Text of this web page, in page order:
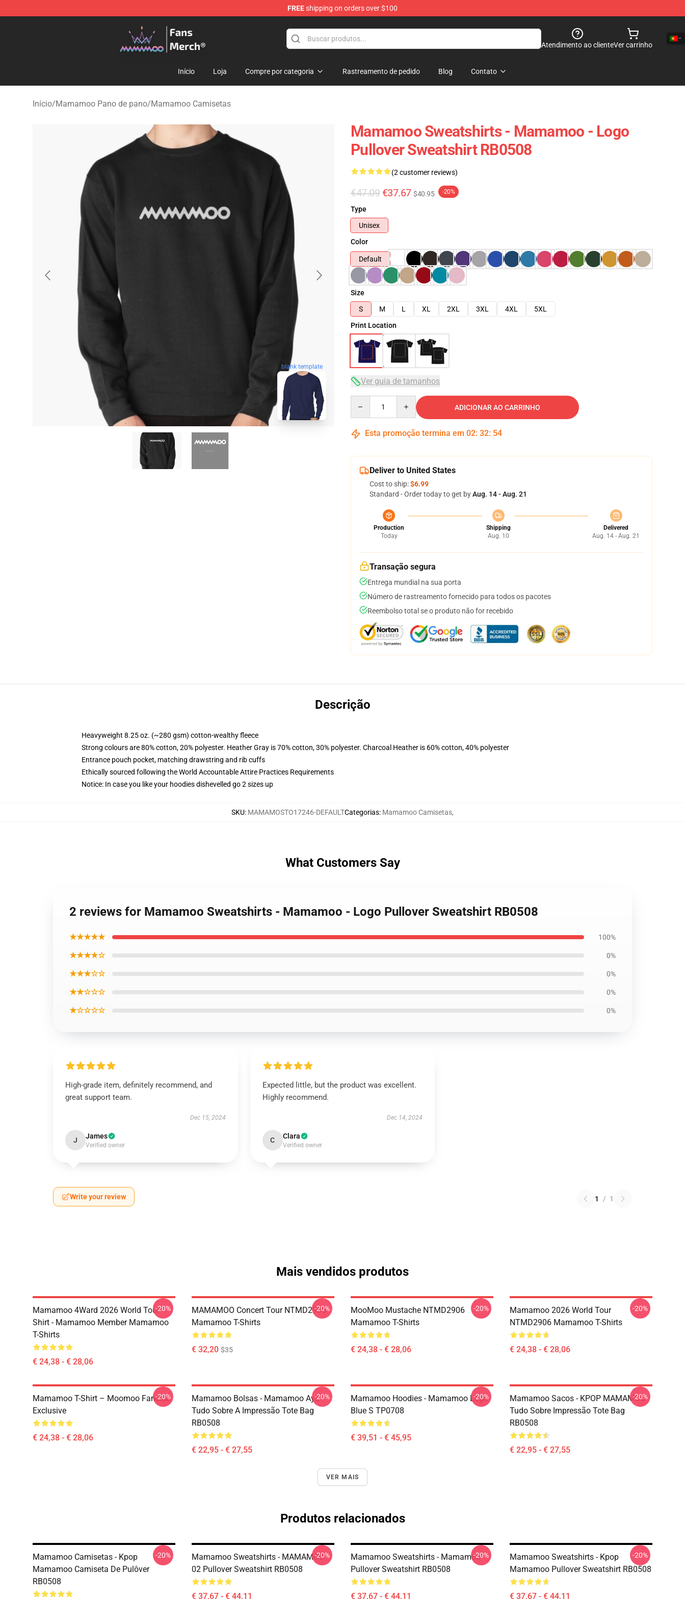
FREEshipping on orders over $100
Mamamoo Store - Official Mamamoo Merchandise Shop
Atendimento ao clienteVer carrinho
Início Loja Compre por categoria Rastreamento de pedido Blog Contato
Início/Mamamoo Pano de pano/Mamamoo Camisetas
blank template
Mamamoo Sweatshirts - Mamamoo - Logo
Pullover Sweatshirt RB0508
(2 customer reviews)
€47.09 €37.67 $40.95 -20%
Type
Unisex
Color
Default
Size
S
M L XL 2XL 3XL 4XL
5XL
Print Location
Ver guia de tamanhos
ADICIONAR AO CARRINHO
Esta promoção termina em 02: 32: 53
Deliver to United States
Cost to ship:$6.99
Standard - Order today to get byAug. 14 - Aug. 21
Production
Today
Shipping
Aug. 10
Delivered
Aug. 14 - Aug. 21
Transação segura
Entrega mundial na sua porta
Número de rastreamento fornecido para todos os pacotes
Reembolso total se o produto não for recebido
Descrição
Heavyweight 8.25 oz. (~280 gsm) cotton-wealthy fleece
Strong colours are 80% cotton, 20% polyester. Heather Gray is 70% cotton, 30% polyester. Charcoal Heather is 60% cotton, 40% polyester
Entrance pouch pocket, matching drawstring and rib cuffs
Ethically sourced following the World Accountable Attire Practices Requirements
Notice: In case you like your hoodies dishevelled go 2 sizes up
SKU: MAMAMOSTO17246-DEFAULTCategorias: Mamamoo Camisetas,
What Customers Say
2 reviews for Mamamoo Sweatshirts - Mamamoo - Logo Pullover Sweatshirt RB0508
★★★★★ 100%
★★★★☆ 0%
★★★☆☆ 0%
★★☆☆☆ 0%
★☆☆☆☆ 0%
High-grade item, definitely recommend, and
great support team.
Dec 15, 2024
J James
Verified owner
Expected little, but the product was excellent.
Highly recommend.
Dec 14, 2024
C Clara
Verified owner
Write your review 1 / 1
Mais vendidos produtos
Mamamoo 4Ward 2026 World Tour
Shirt - Mamamoo Member Mamamoo
T-Shirts
€ 24,38 - € 28,06
-20%
MAMAMOO Concert Tour NTMD2906
Mamamoo T-Shirts
€ 32,20 $35
-20%
MooMoo Mustache NTMD2906
Mamamoo T-Shirts
€ 24,38 - € 28,06
-20%
Mamamoo 2026 World Tour
NTMD2906 Mamamoo T-Shirts
€ 24,38 - € 28,06
-20%
Mamamoo T-Shirt – Moomoo Fanclub
Exclusive
€ 24,38 - € 28,06
-20%
Mamamoo Bolsas - Mamamoo Aya
Tudo Sobre A Impressão Tote Bag
RB0508
€ 22,95 - € 27,55
-20%
Mamamoo Hoodies - Mamamoo Logo
Blue S TP0708
€ 39,51 - € 45,95
-20%
Mamamoo Sacos - KPOP MAMAMOO
Tudo Sobre Impressão Tote Bag
RB0508
€ 22,95 - € 27,55
-20%
VER MAIS
Produtos relacionados
Mamamoo Camisetas - Kpop
Mamamoo Camiseta De Pulôver
RB0508
-20%
Mamamoo Sweatshirts - MAMAMOO
02 Pullover Sweatshirt RB0508
€ 37,67 - € 44,11
-20%
Mamamoo Sweatshirts - Mamamoo
Pullover Sweatshirt RB0508
€ 37,67 - € 44,11
-20%
Mamamoo Sweatshirts - Kpop
Mamamoo Pullover Sweatshirt RB0508
€ 37,67 - € 44,11
-20%